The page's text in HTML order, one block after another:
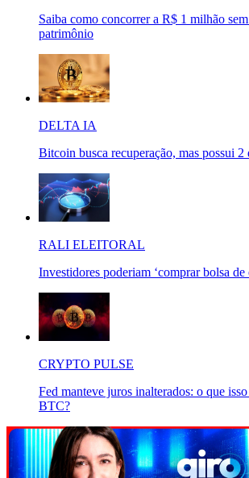
Saiba como concorrer a R$ 1 milhão
patrimônio
DELTA IA
Bitcoin busca recuperação, mas possui 2
RALI ELEITORAL
Investidores poderiam ‘comprar bolsa de
CRYPTO PULSE
Fed manteve juros inalterados: o que
BTC?